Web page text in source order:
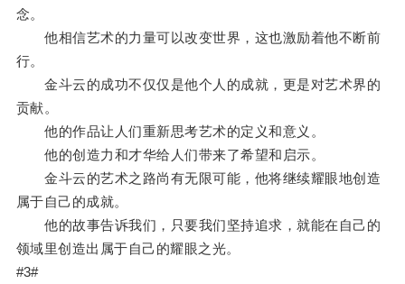
念。
他相信艺术的力量可以改变世界，这也激励着他不断前
行。
金斗云的成功不仅仅是他个人的成就，更是对艺术界的
贡献。
他的作品让人们重新思考艺术的定义和意义。
他的创造力和才华给人们带来了希望和启示。
金斗云的艺术之路尚有无限可能，他将继续耀眼地创造
属于自己的成就。
他的故事告诉我们，只要我们坚持追求，就能在自己的
领域里创造出属于自己的耀眼之光。
#3#